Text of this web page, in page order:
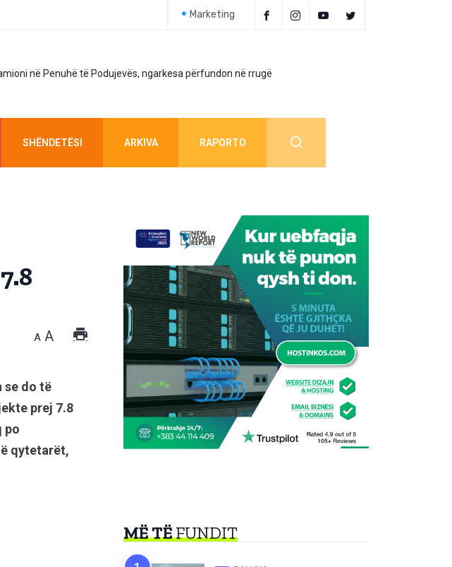
Marketing
në Penuhë të Podujevës, ngarkesa përfundon në rrugë
SHËNDETËSI ARKIVA RAPORTO
A A
se do të
prej 7.8
po
qytetarët,
MË TËFUNDIT